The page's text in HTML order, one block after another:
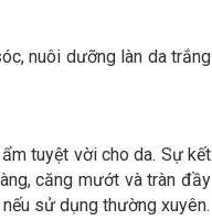
nuôi dưỡng làn da trắng
tuyệt vời cho da. Sự kết
căng mướt và tràn đầy
sử dụng thường xuyên.